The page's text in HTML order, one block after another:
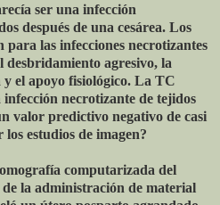
ser una infección
después de una cesárea. Los
las infecciones necrotizantes
desbridamiento agresivo, la
el apoyo fisiológico. La TC
necrotizante de tejidos
valor predictivo negativo de casi
estudios de imagen?
computarizada del
de la administración de material